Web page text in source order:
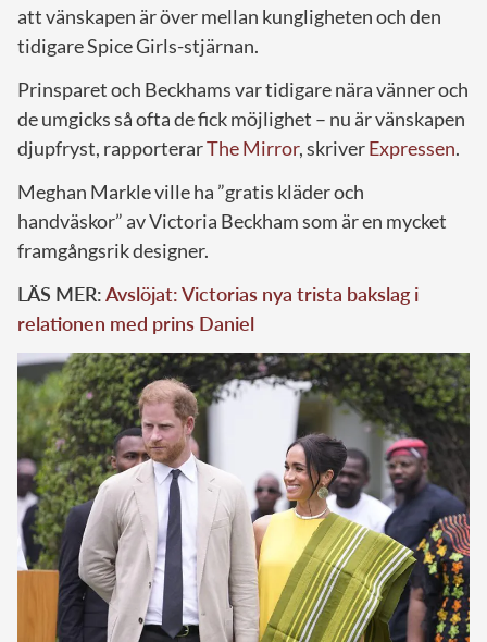
att vänskapen är över mellan kungligheten och den
tidigare Spice Girls-stjärnan.
Prinsparet och Beckhams var tidigare nära vänner och
de umgicks så ofta de fick möjlighet – nu är vänskapen
djupfryst, rapporterarThe Mirror, skriverExpressen.
Meghan Markle ville ha ”gratis kläder och
handväskor” av Victoria Beckham som är en mycket
framgångsrik designer.
LÄS MER:Avslöjat: Victorias nya trista bakslag i
relationen med prins Daniel